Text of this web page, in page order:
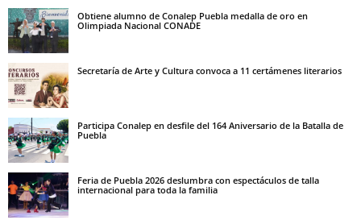
Obtiene alumno de Conalep Puebla medalla de oro en
Olimpiada Nacional CONADE
Secretaría de Arte y Cultura convoca a 11 certámenes literarios
Participa Conalep en desfile del 164 Aniversario de la Batalla de
Puebla
Feria de Puebla 2026 deslumbra con espectáculos de talla
internacional para toda la familia